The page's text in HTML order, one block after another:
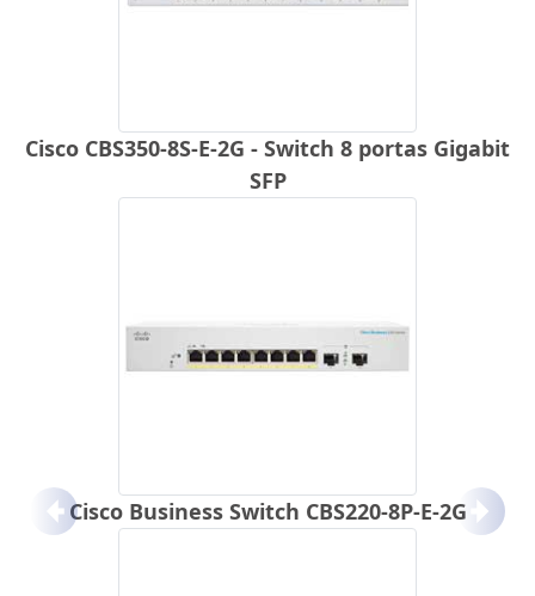
Cisco CBS350-8S-E-2G - Switch 8 portas Gigabit
SFP
Cisco Business Switch CBS220-8P-E-2G
Anterior